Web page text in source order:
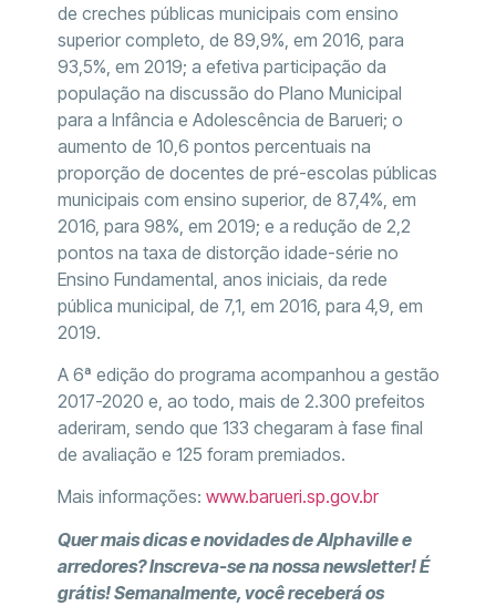
de creches públicas municipais com ensino
superior completo, de 89,9%, em 2016, para
93,5%, em 2019; a efetiva participação da
população na discussão do Plano Municipal
para a Infância e Adolescência de Barueri; o
aumento de 10,6 pontos percentuais na
proporção de docentes de pré-escolas públicas
municipais com ensino superior, de 87,4%, em
2016, para 98%, em 2019; e a redução de 2,2
pontos na taxa de distorção idade-série no
Ensino Fundamental, anos iniciais, da rede
pública municipal, de 7,1, em 2016, para 4,9, em
2019.
A 6ª edição do programa acompanhou a gestão
2017-2020 e, ao todo, mais de 2.300 prefeitos
aderiram, sendo que 133 chegaram à fase final
de avaliação e 125 foram premiados.
Mais informações: www.barueri.sp.gov.br
Quer mais dicas e novidades de Alphaville e
arredores? Inscreva-se na nossa newsletter! É
grátis! Semanalmente, você receberá os